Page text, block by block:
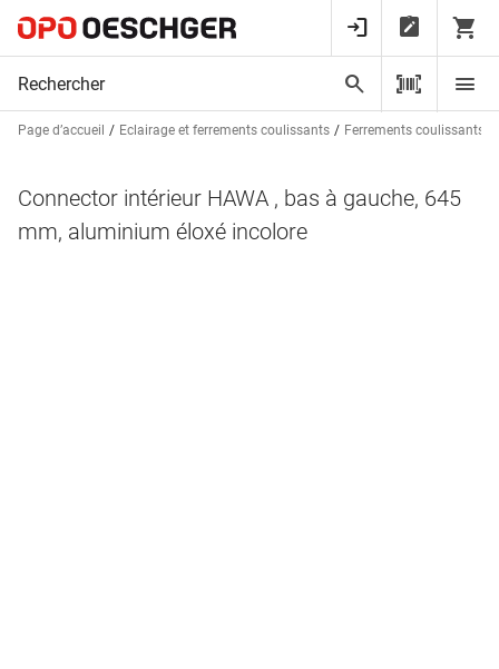
Page d’accueil Eclairage et ferrements coulissants Ferrements coulissants
Connector intérieur HAWA , bas à gauche, 645
mm, aluminium éloxé incolore